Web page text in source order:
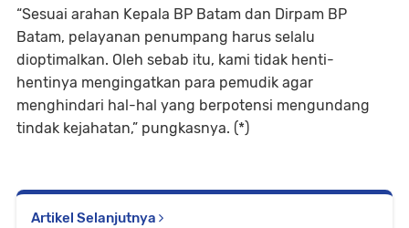
“Sesuai arahan Kepala BP Batam dan Dirpam BP
Batam, pelayanan penumpang harus selalu
dioptimalkan. Oleh sebab itu, kami tidak henti-
hentinya mengingatkan para pemudik agar
menghindari hal-hal yang berpotensi mengundang
tindak kejahatan,” pungkasnya. (*)
Artikel Selanjutnya